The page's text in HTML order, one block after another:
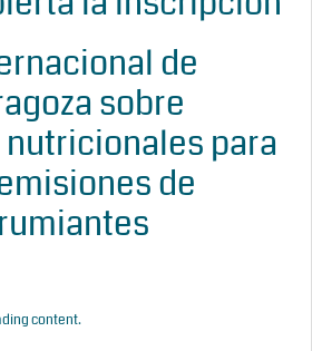
de
sobre
para
de
content.